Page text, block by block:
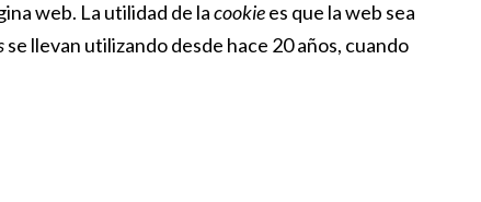
web. La utilidad de lacookiees que la web sea
se llevan utilizando desde hace 20 años, cuando